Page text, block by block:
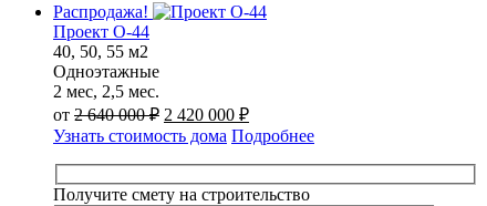
Распродажа!
Проект О-44
40, 50, 55 м2
Одноэтажные
2 мес, 2,5 мес.
от 2 640 000₽ Первоначальная
цена
составляла
2
640
2 420 000 ₽Текущая
цена:
2
420
000 ₽.
Узнать стоимость дома Подробнее
Получите смету на строительство